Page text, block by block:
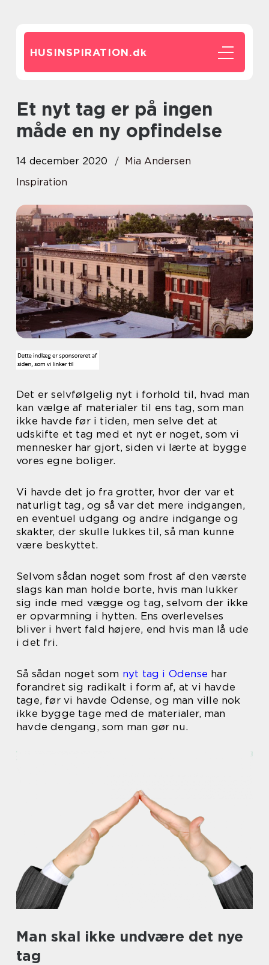
HUSINSPIRATION.dk
Et nyt tag er på ingen
måde en ny opfindelse
14 december 2020
Mia Andersen
Inspiration
Det er selvfølgelig nyt i forhold til, hvad man
kan vælge af materialer til ens tag, som man
ikke havde før i tiden, men selve det at
udskifte et tag med et nyt er noget, som vi
mennesker har gjort, siden vi lærte at bygge
vores egne boliger.
Vi havde det jo fra grotter, hvor der var et
naturligt tag, og så var det mere indgangen,
en eventuel udgang og andre indgange og
skakter, der skulle lukkes til, så man kunne
være beskyttet.
Selvom sådan noget som frost af den værste
slags kan man holde borte, hvis man lukker
sig inde med vægge og tag, selvom der ikke
er opvarmning i hytten. Ens overlevelses
bliver i hvert fald højere, end hvis man lå ude
i det fri.
Så sådan noget som nyt tag i Odense har
forandret sig radikalt i form af, at vi havde
tage, før vi havde Odense, og man ville nok
ikke bygge tage med de materialer, man
havde dengang, som man gør nu.
Man skal ikke undvære det nye
tag